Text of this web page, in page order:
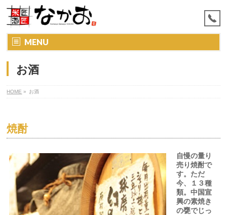
MENU
お酒
HOME » お酒
焼酎
自慢の量り
売り焼酎で
す。ただ
今、１３種
類。中国宣
興の素焼き
の甕でじっ